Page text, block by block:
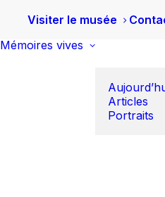
Visiter le musée
Mémoires vives
Articles
Portraits